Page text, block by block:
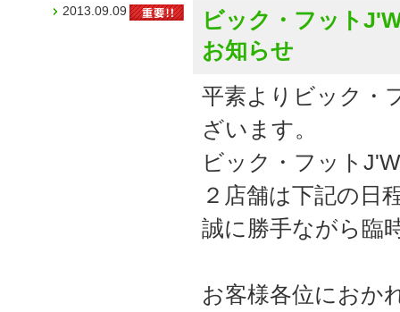
2013.09.09
ビック・フット
お知らせ
平素よりビック・
ざいます。
ビック・フット
２店舗は下記の日
誠に勝手ながら臨
お客様各位におか